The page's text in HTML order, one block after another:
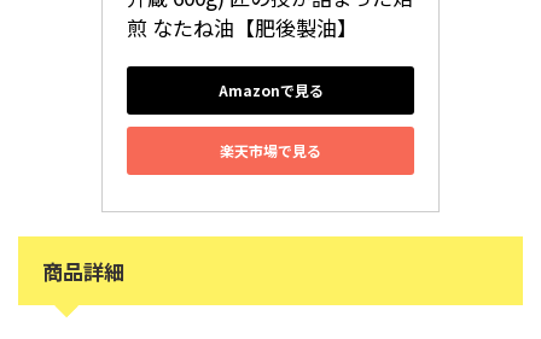
煎 なたね油【肥後製油】
Amazonで見る
楽天市場で見る
商品詳細